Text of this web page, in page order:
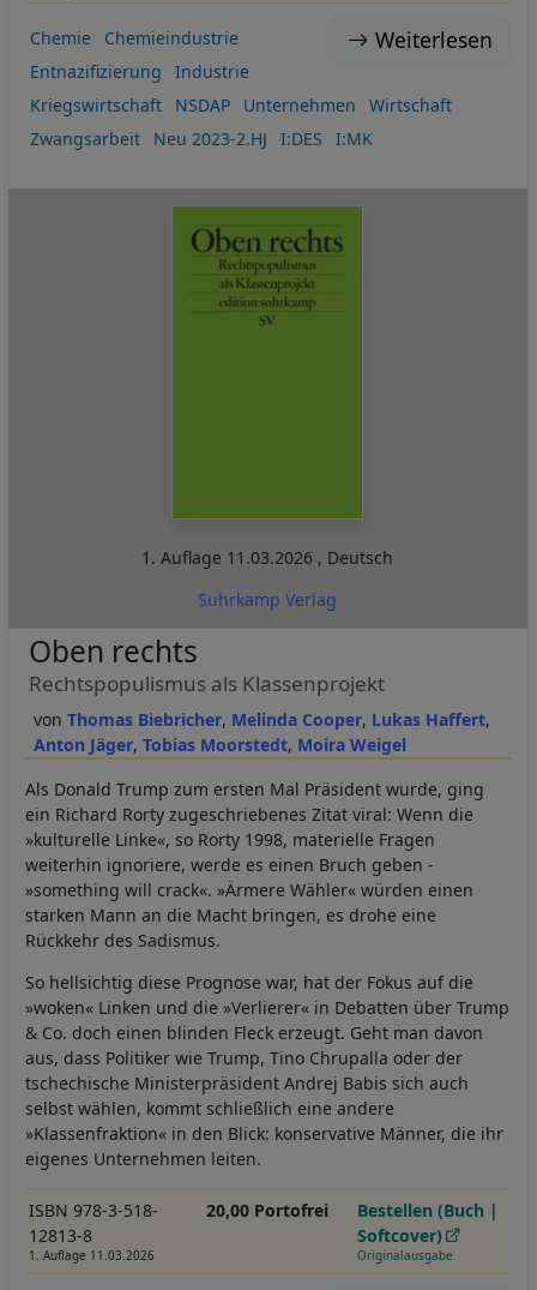
Weiterlesen
Chemie
Chemieindustrie
Entnazifizierung
Industrie
Kriegswirtschaft
NSDAP Unternehmen
Wirtschaft
Zwangsarbeit
Neu 2023-2.HJ I:DES I:MK
1. Auflage 11.03.2026 , Deutsch
Suhrkamp Verlag
Thomas Biebricher Melinda Cooper Lukas Haffert
Anton Jäger Tobias Moorstedt Moira Weigel
Oben rechts
Rechtspopulismus als Klassenprojekt
Als Donald Trump zum ersten Mal Präsident wurde, ging
ein Richard Rorty zugeschriebenes Zitat viral: Wenn die
»kulturelle Linke«, so Rorty 1998, materielle Fragen
weiterhin ignoriere, werde es einen Bruch geben -
»something will crack«. »Ärmere Wähler« würden einen
starken Mann an die Macht bringen, es drohe eine
Rückkehr des Sadismus.
So hellsichtig diese Prognose war, hat der Fokus auf die
»woken« Linken und die »Verlierer« in Debatten über Trump
& Co. doch einen blinden Fleck erzeugt. Geht man davon
aus, dass Politiker wie Trump, Tino Chrupalla oder der
tschechische Ministerpräsident Andrej Babis sich auch
selbst wählen, kommt schließlich eine andere
»Klassenfraktion« in den Blick: konservative Männer, die ihr
eigenes Unternehmen leiten.
ISBN 978-3-518-
12813-8
1. Auflage 11.03.2026
20,00 Portofrei
Bestellen (Buch |
Softcover)
Originalausgabe